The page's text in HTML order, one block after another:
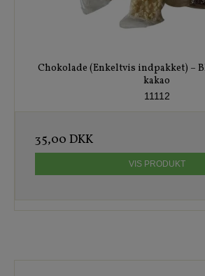
Chokolade (Enkeltvis indpakket) –
kakao
11112
35,00 DKK
VIS PRODUKT